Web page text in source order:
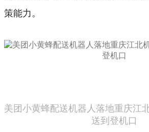
策能力。
美团小黄蜂配送机器人落地重庆江
送到登机口